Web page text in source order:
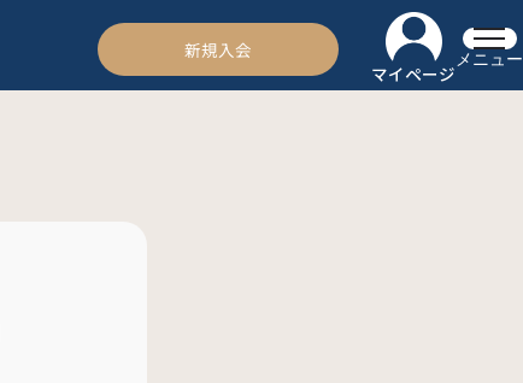
新規入会
マイページ
メニュー